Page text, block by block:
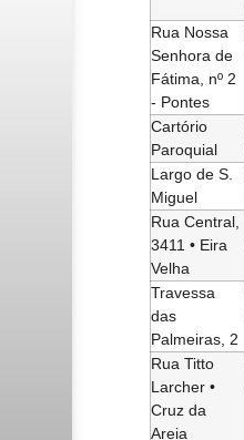
Rua Nossa
Senhora de
Fátima, nº 2
- Pontes
Cartório
Paroquial
Largo de S.
Miguel
Rua Central,
3411 • Eira
Velha
Travessa
das
Palmeiras, 2
Rua Titto
Larcher •
Cruz da
Areia